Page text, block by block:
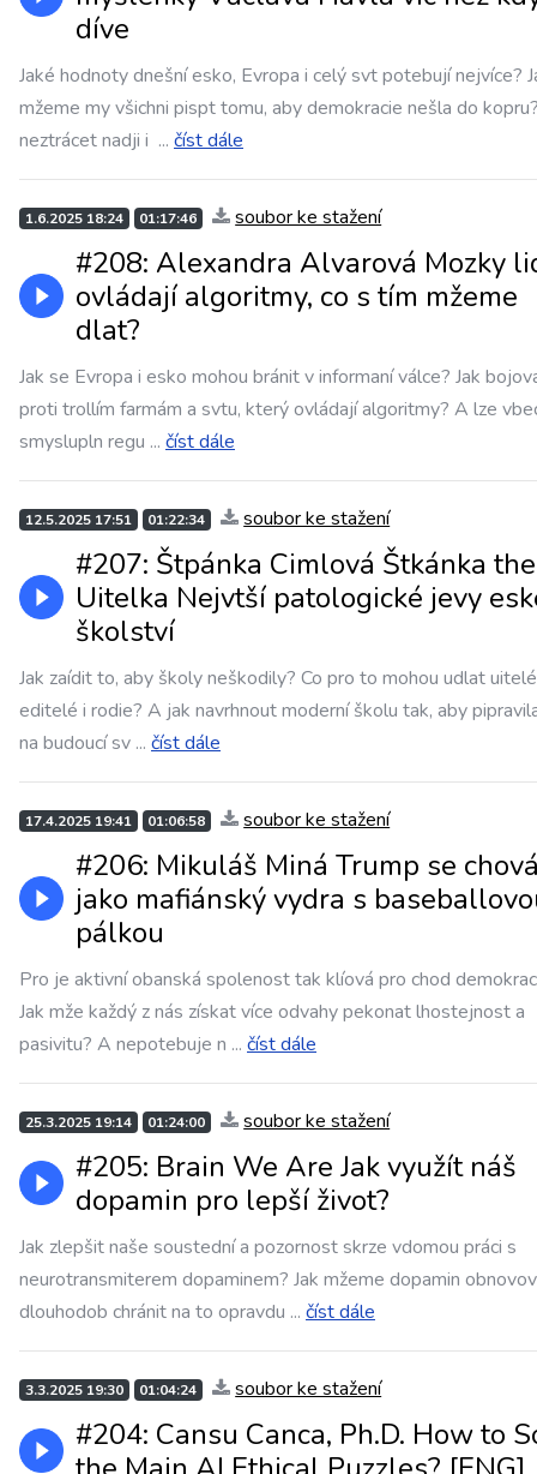
díve
Jaké hodnoty dnešní esko, Evropa i celý svt potebují nejvíce?
mžeme my všichni pispt tomu, aby demokracie nešla do
neztrácet nadji i ... číst dále
1.6.2025 18:24 01:17:46 soubor ke stažení
#208: Alexandra Alvarová Mozky
ovládají algoritmy, co s tím mžeme
dlat?
Jak se Evropa i esko mohou bránit v informaní válce? Jak
proti trollím farmám a svtu, který ovládají algoritmy? A lze
smyslupln regu ... číst dále
12.5.2025 17:51 01:22:34 soubor ke stažení
#207: Štpánka Cimlová Štkánka the
Uitelka Nejvtší patologické jevy
školství
Jak zaídit to, aby školy neškodily? Co pro to mohou udlat
editelé i rodie? A jak navrhnout moderní školu tak, aby
na budoucí sv ... číst dále
17.4.2025 19:41 01:06:58 soubor ke stažení
#206: Mikuláš Miná Trump se
jako mafiánský vydra s
pálkou
Pro je aktivní obanská spolenost tak klíová pro chod
Jak mže každý z nás získat více odvahy pekonat lhostejnost a
pasivitu? A nepotebuje n ... číst dále
25.3.2025 19:14 01:24:00 soubor ke stažení
#205: Brain We Are Jak využít náš
dopamin pro lepší život?
Jak zlepšit naše soustední a pozornost skrze vdomou práci s
neurotransmiterem dopaminem? Jak mžeme dopamin
dlouhodob chránit na to opravdu ... číst dále
3.3.2025 19:30 01:04:24 soubor ke stažení
#204: Cansu Canca, Ph.D. How to